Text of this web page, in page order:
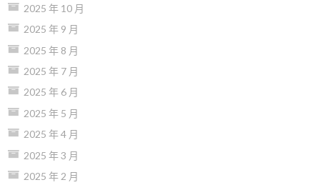
2025 年 10 月
2025 年 9 月
2025 年 8 月
2025 年 7 月
2025 年 6 月
2025 年 5 月
2025 年 4 月
2025 年 3 月
2025 年 2 月